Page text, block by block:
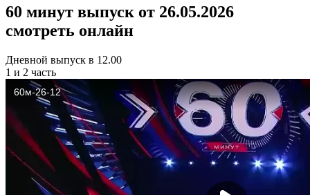
60 минут выпуск от 26.05.2026
смотреть онлайн
Дневной выпуск в 12.00
1 и 2 часть